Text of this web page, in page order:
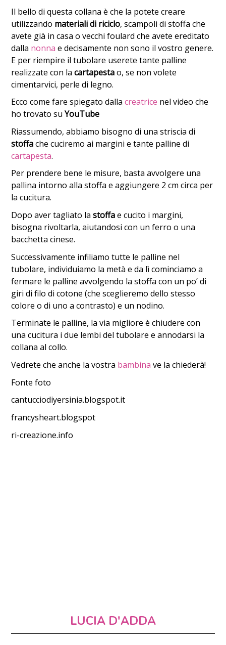
Il bello di questa collana è che la potete creare
utilizzando materiali di riciclo, scampoli di stoffa che
avete già in casa o vecchi foulard che avete ereditato
dalla nonnae decisamente non sono il vostro genere.
E per riempire il tubolare userete tante palline
realizzate con lacartapestao, se non volete
cimentarvici, perle di legno.
Ecco come fare spiegato dallacreatrice nel video che
ho trovato suYouTube
Riassumendo, abbiamo bisogno di una striscia di
stoffache cuciremo ai margini e tante palline di
cartapesta.
Per prendere bene le misure, basta avvolgere una
pallina intorno alla stoffa e aggiungere 2 cm circa per
la cucitura.
Dopo aver tagliato lastoffae cucito i margini,
bisogna rivoltarla, aiutandosi con un ferro o una
bacchetta cinese.
Successivamente infiliamo tutte le palline nel
tubolare, individuiamo la metà e da lì cominciamo a
fermare le palline avvolgendo la stoffa con un po’ di
giri di filo di cotone (che sceglieremo dello stesso
colore o di uno a contrasto) e un nodino.
Terminate le palline, la via migliore è chiudere con
una cucitura i due lembi del tubolare e annodarsi la
collana al collo.
Vedrete che anche la vostra bambinave la chiederà!
Fonte foto
cantucciodiyersinia.blogspot.it
francysheart.blogspot
ri-creazione.info
LUCIA D'ADDA